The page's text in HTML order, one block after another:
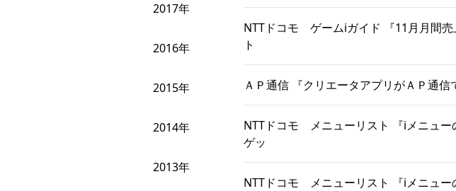
2017年
2016年
2015年
2014年
2013年
NTTドコモ ゲームiガイド 『11月月間
ト
ＡＰ通信 『クリエータアプリがＡＰ通信
NTTドコモ メニューリスト 『iメニュ
ゲッ
NTTドコモ メニューリスト 『iメニュ